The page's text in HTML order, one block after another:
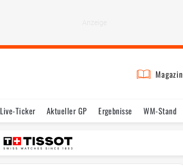
Magazin
Live-Ticker Aktueller GP Ergebnisse WM-Stand
Testfahrten Reglement